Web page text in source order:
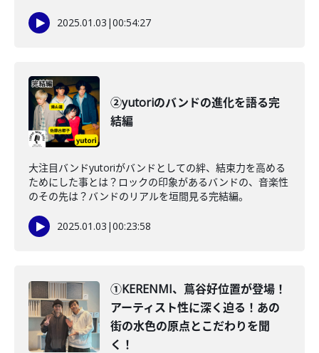
2025.01.03 |00:54:27
②yutoriのバンドの進化を語る完
結編
大注目バンドyutoriがバンドとしての絆、結束力を高める
ためにした事とは？ロックの印象があるバンドの、音楽性
のその先は？バンドのリアルを垣間見る完結編。
2025.01.03 |00:23:58
①KERENMI、蔦谷好位置が登場！
アーティスト性に深く迫る！あの
街の水色の原点とこだわりを聞
く！